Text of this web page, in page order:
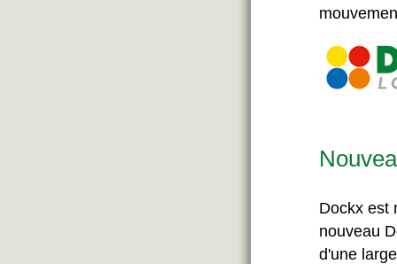
Dockx est
nouveau
d'une